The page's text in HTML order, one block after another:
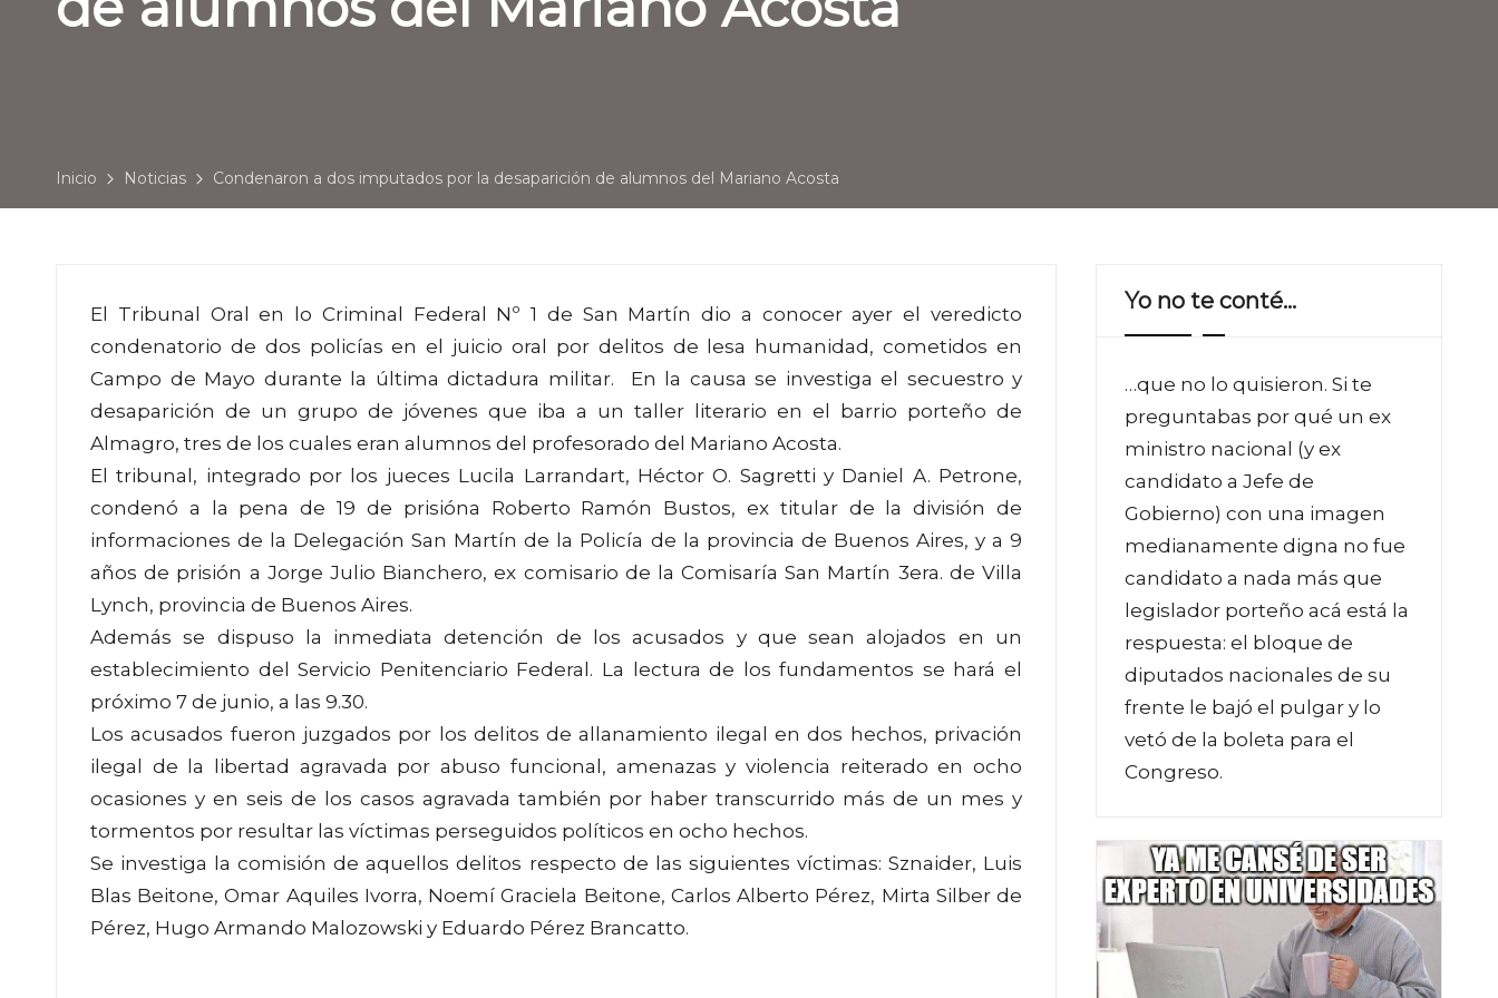
Inicio Noticias Condenaron a dos imputados por la desaparición de alumnos del Mariano Acosta
El Tribunal Oral en lo Criminal Federal Nº 1 de San Martín dio a conocer ayer el veredicto
condenatorio de dos policías en el juicio oral por delitos de lesa humanidad, cometidos en
Campo de Mayo durante la última dictadura militar. En la causa se investiga el secuestro y
desaparición de un grupo de jóvenes que iba a un taller literario en el barrio porteño de
Almagro, tres de los cuales eran alumnos del profesorado del Mariano Acosta.
El tribunal, integrado por los jueces Lucila Larrandart, Héctor O. Sagretti y Daniel A. Petrone,
condenó a la pena de 19 de prisióna Roberto Ramón Bustos, ex titular de la división de
informaciones de la Delegación San Martín de la Policía de la provincia de Buenos Aires, y a 9
años de prisión a Jorge Julio Bianchero, ex comisario de la Comisaría San Martín 3era. de Villa
Lynch, provincia de Buenos Aires.
Además se dispuso la inmediata detención de los acusados y que sean alojados en un
establecimiento del Servicio Penitenciario Federal. La lectura de los fundamentos se hará el
próximo 7 de junio, a las 9.30.
Los acusados fueron juzgados por los delitos de allanamiento ilegal en dos hechos, privación
ilegal de la libertad agravada por abuso funcional, amenazas y violencia reiterado en ocho
ocasiones y en seis de los casos agravada también por haber transcurrido más de un mes y
tormentos por resultar las víctimas perseguidos políticos en ocho hechos.
Se investiga la comisión de aquellos delitos respecto de las siguientes víctimas: Sznaider, Luis
Blas Beitone, Omar Aquiles Ivorra, Noemí Graciela Beitone, Carlos Alberto Pérez, Mirta Silber de
Pérez, Hugo Armando Malozowski y Eduardo Pérez Brancatto.
Yo no te conté…
…que no lo quisieron. Si te
preguntabas por qué un ex
ministro nacional (y ex
candidato a Jefe de
Gobierno) con una imagen
medianamente digna no fue
candidato a nada más que
legislador porteño acá está la
respuesta: el bloque de
diputados nacionales de su
frente le bajó el pulgar y lo
vetó de la boleta para el
Congreso.